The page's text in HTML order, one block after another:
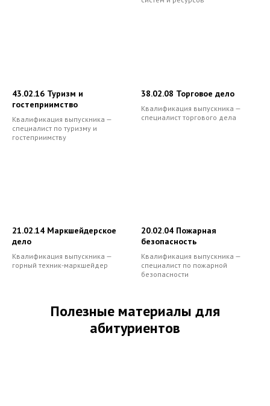
43.02.16 Туризм и
гостеприимство
Квалификация выпускника —
специалист по туризму и
гостеприимству
38.02.08 Торговое дело
Квалификация выпускника —
специалист торгового дела
21.02.14 Маркшейдерское
дело
Квалификация выпускника —
горный техник-маркшейдер
20.02.04 Пожарная
безопасность
Квалификация выпускника —
специалист по пожарной
безопасности
Полезные материалы для
абитуриентов